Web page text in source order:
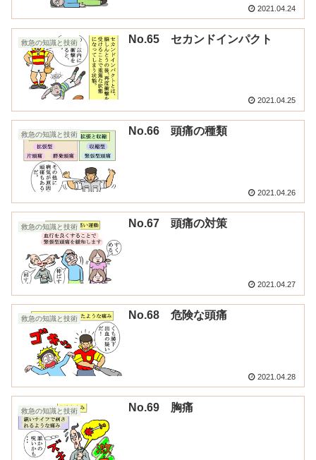
2021.04.24
救急の知識と技術 No.65 セカンドインパクト
2021.04.25
救急の知識と技術 No.66 頭痛の種類
2021.04.26
救急の知識と技術 No.67 頭痛の対策
2021.04.27
救急の知識と技術 No.68 危険な頭痛
2021.04.28
救急の知識と技術 No.69 胸痛